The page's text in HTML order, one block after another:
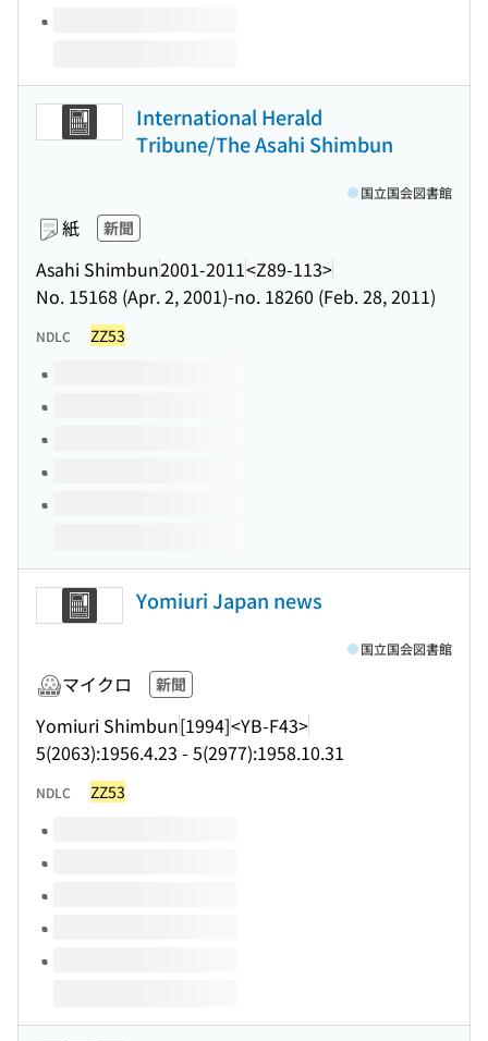
International Herald
Tribune/The Asahi Shimbun
紙 新聞
Asahi Shimbun2001-2011<Z89-113>
No. 15168 (Apr. 2, 2001)-no. 18260 (Feb. 28, 2011)
国立国会図書館
NDLC ZZ53
このタイトルの巻号
Yomiuri Japan news
マイクロ 新聞
Yomiuri Shimbun[1994]<YB-F43>
5(2063):1956.4.23 - 5(2977):1958.10.31
国立国会図書館
NDLC ZZ53
このタイトルの巻号